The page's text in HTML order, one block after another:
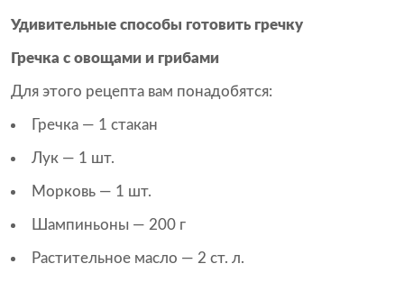
Удивительные способы готовить гречку
Гречка с овощами и грибами
Для этого рецепта вам понадобятся:
Гречка — 1 стакан
Лук — 1 шт.
Морковь — 1 шт.
Шампиньоны — 200 г
Растительное масло — 2 ст. л.